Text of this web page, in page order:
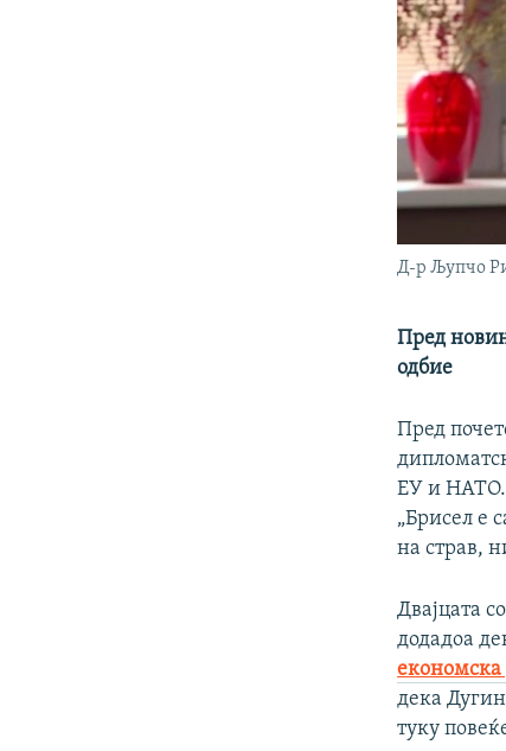
Д-р Љупчо
Пред
одбие
Пред
ЕУ и НАТО.
„Брисел е
на страв,
Двајцата
додадоа
економска
дека
туку